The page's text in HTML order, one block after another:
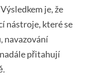
je, že
nástroje, které se
navazování
přitahují